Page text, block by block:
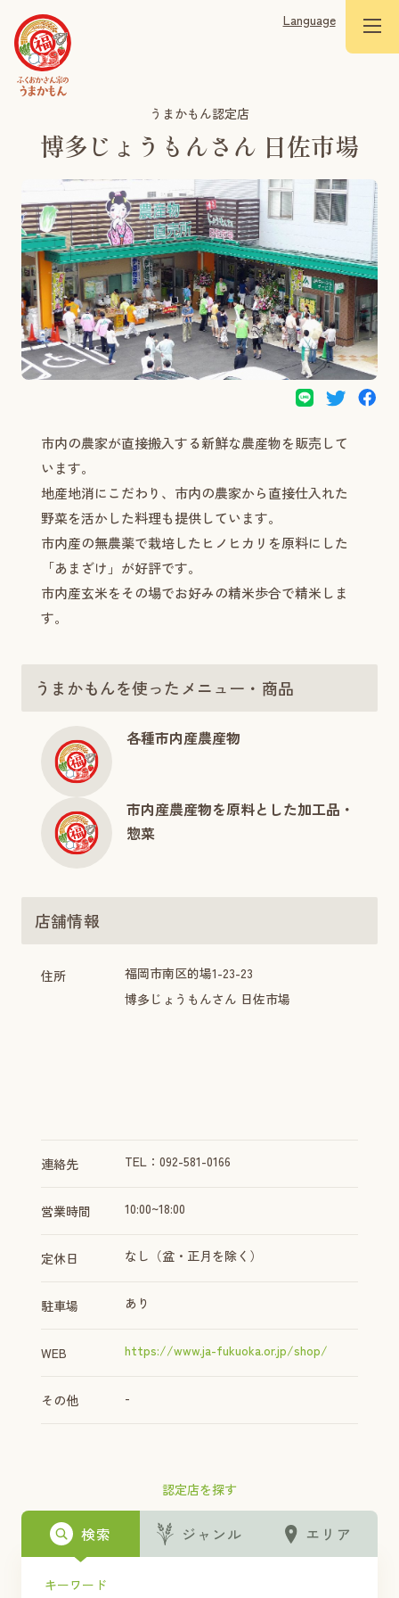
Language
うまかもん認定店
博多じょうもんさん 日佐市場
認定店を探す
検索 ジャンル エリア
キーワード
市内の農家が直接搬入する新鮮な農産物を販売して
います。
地産地消にこだわり、市内の農家から直接仕入れた
野菜を活かした料理も提供しています。
市内産の無農薬で栽培したヒノヒカリを原料にした
「あまざけ」が好評です。
市内産玄米をその場でお好みの精米歩合で精米しま
す。
うまかもんを使ったメニュー・商品
各種市内産農産物
市内産農産物を原料とした加工品・
惣菜
店舗情報
住所
福岡市南区的場1-23-23
博多じょうもんさん 日佐市場
連絡先 TEL：092-581-0166
営業時間 10:00~18:00
定休日 なし（盆・正月を除く）
駐車場 あり
WEB https://www.ja-fukuoka.or.jp/shop/
その他 -